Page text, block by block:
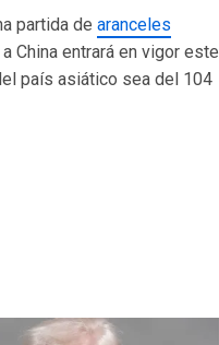
partida de aranceles
China entrará en vigor este
país asiático sea del 104